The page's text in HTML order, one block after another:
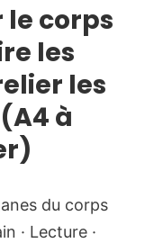
le corps
les
les
(A4 à
du corps
· Lecture ·